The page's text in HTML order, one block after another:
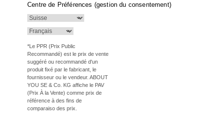
Centre de Préférences (gestion du consentement)
*Le PPR (Prix Public
Recommandé) est le prix de vente
suggéré ou recommandé d'un
produit fixé par le fabricant, le
fournisseur ou le vendeur. ABOUT
YOU SE & Co. KG affiche le PAV
(Prix À la Vente) comme prix de
référence à des fins de
comparaiso des prix.